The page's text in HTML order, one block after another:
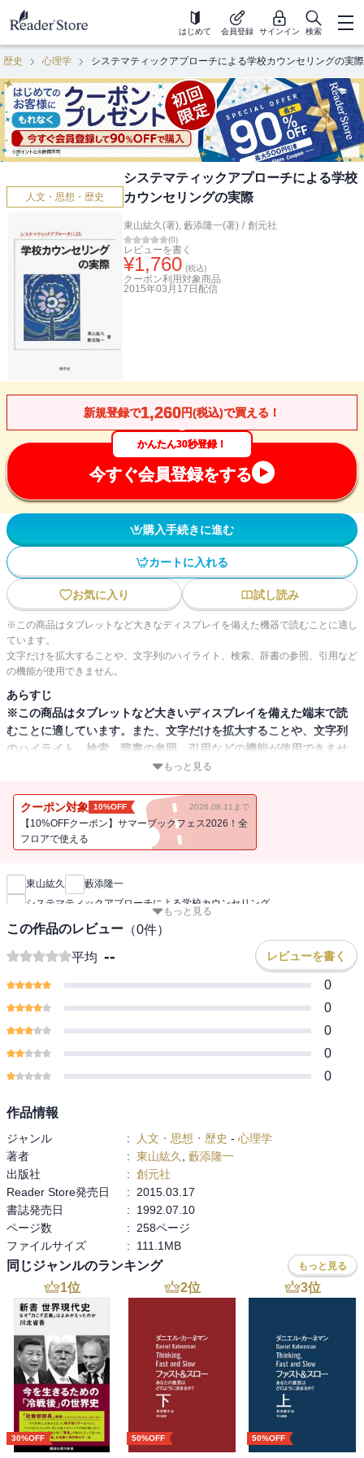
はじめて 会員登録 サインイン 検索
歴史 心理学 システマティックアプローチによる学校カウンセリングの実際
人文・思想・歴史
システマティックアプローチによる学校
カウンセリングの実際
東山紘久(著), 藪添隆一(著) / 創元社
(0)
レビューを書く
¥1,760 (税込)
クーポン利用対象商品
2015年03月17日 配信
新規登録で1,260円(税込)で買える！
かんたん30秒登録！
今すぐ会員登録をする
購入手続きに進む
カートに入れる
お気に入り 試し読み
※この商品はタブレットなど大きなディスプレイを備えた機器で読むことに適し
ています。
文字だけを拡大することや、文字列のハイライト、検索、辞書の参照、引用など
の機能が使用できません。
あらすじ
※この商品はタブレットなど大きいディスプレイを備えた端末で読
むことに適しています。また、文字だけを拡大することや、文字列
のハイライト、検索、辞書の参照、引用などの機能が使用できませ
本書は「スーパーヴィジョン」というカウンセリングの最も有効な
教育方法を用いて、学校カウンセラーのスーパーヴァイズシステム
を作ることで、学校システムとカウンセリングシステムの統合を図
い方法を紹介する。
もっと見る
クーポン対象 10%OFF 2026.08.11まで
【10%OFFクーポン】サマーブックフェス2026！全
フロアで使える
新刊通知
東山紘久
藪添隆一
システマティックアプローチによる学校カウンセリング
もっと見る
この作品のレビュー （0件）
平均 -- レビューを書く
0
0
0
0
0
作品情報
ジャンル : 人文・思想・歴史 - 心理学
著者
: 東山紘久
藪添隆一
出版社
: 創元社
Reader Store発売日
:
2015.03.17
書誌発売日
:
1992.07.10
ページ数
:
258ページ
ファイルサイズ
: 111.1MB
同じジャンルのランキング もっと見る
1位
30%OFF
2位
50%OFF
3位
50%OFF